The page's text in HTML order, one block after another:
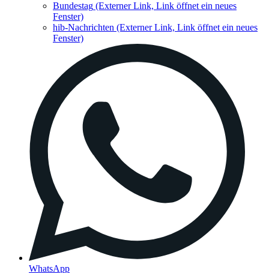
Bundestag (Externer Link, Link öffnet ein neues
Fenster)
hib-Nachrichten (Externer Link, Link öffnet ein neues
Fenster)
WhatsApp